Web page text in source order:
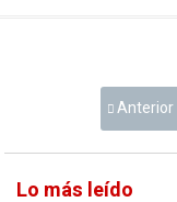
Anterior
Lo más leído